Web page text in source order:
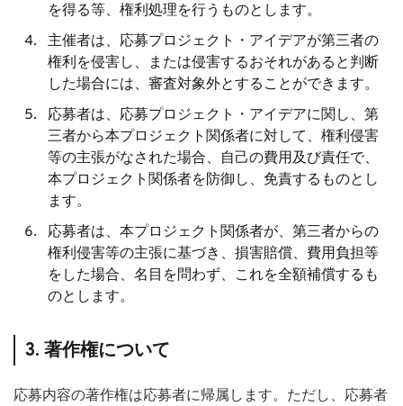
を得る等、権利処理を行うものとします。
主催者は、応募プロジェクト・アイデアが第三者の
権利を侵害し、または侵害するおそれがあると判断
した場合には、審査対象外とすることができます。
応募者は、応募プロジェクト・アイデアに関し、第
三者から本プロジェクト関係者に対して、権利侵害
等の主張がなされた場合、自己の費用及び責任で、
本プロジェクト関係者を防御し、免責するものとし
ます。
応募者は、本プロジェクト関係者が、第三者からの
権利侵害等の主張に基づき、損害賠償、費用負担等
をした場合、名目を問わず、これを全額補償するも
のとします。
3. 著作権について
応募内容の著作権は応募者に帰属します。ただし、応募者